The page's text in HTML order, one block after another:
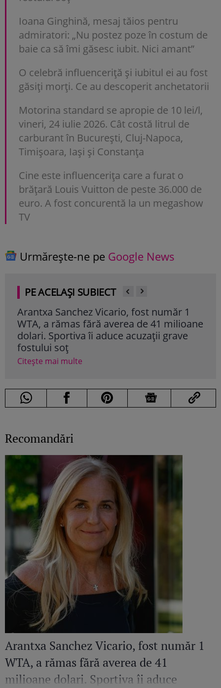
Ioana Ginghină, mesaj tăios pentru
admiratori: „Nu postez poze în costum de
baie ca să îmi găsesc iubit. Nici amant”
O celebră influenceriță și iubitul ei au fost
găsiți morți. Ce au descoperit anchetatorii
Motorina standard se apropie de 10 lei/l,
vineri, 24 iulie 2026. Cât costă litrul de
carburant în București, Cluj-Napoca,
Timișoara, Iași și Constanța
Cine este influencerița care a furat o
brățară Louis Vuitton de peste 36.000 de
euro. A fost concurentă la un megashow
TV
Urmărește-ne pe Google News
PE ACELAȘI SUBIECT
Arantxa Sanchez Vicario, fost număr 1
WTA, a rămas fără averea de 41 milioane
dolari. Sportiva îi aduce acuzații grave
fostului soț
Citește mai multe
Recomandări
Arantxa Sanchez Vicario, fost număr 1
WTA, a rămas fără averea de 41
milioane dolari. Sportiva îi aduce